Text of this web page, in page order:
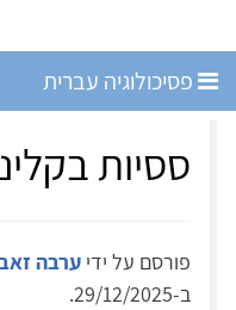
פסיכולוגיה עברית
ססיות
פורסם על ידי ערבה
ב-29/12/2025.